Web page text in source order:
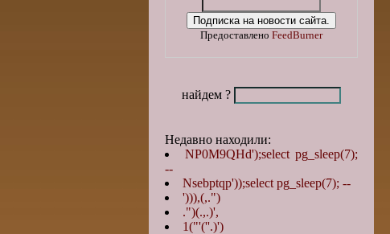
Предоставлено FeedBurner
найдем ?
Недавно находили:
NP0M9QHd');select pg_sleep(7);
--
Nsebptqp'));select pg_sleep(7); --
'))),(,.")
.")(.,.)',
1("'(''.)')